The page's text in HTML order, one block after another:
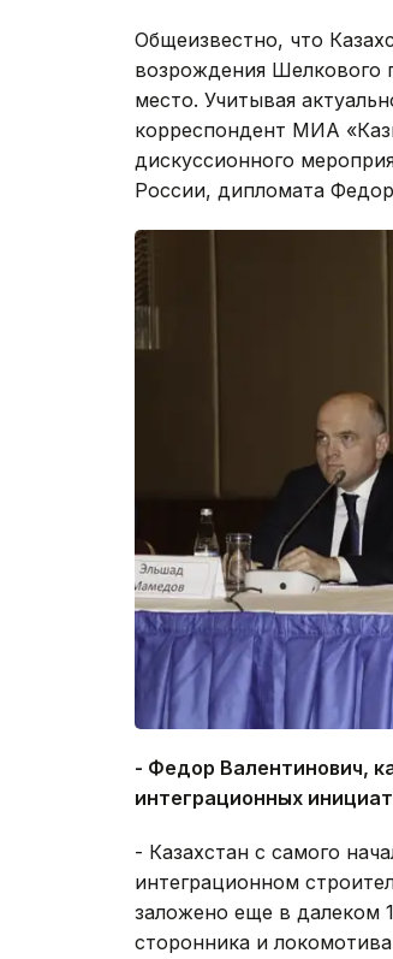
Общеизвестно, что
возрождения Шелкового
место. Учитывая
корреспондент МИА
дискуссионного
России, дипломата
- Федор Валентинович,
интеграционных
- Казахстан с самого
интеграционном
заложено еще в далеком
сторонника и